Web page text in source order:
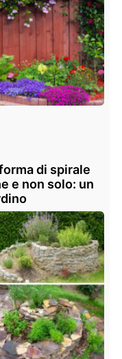
di spirale
e non solo: un